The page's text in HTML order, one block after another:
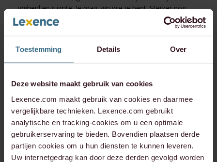
Toestemming Details Over
Deze website maakt gebruik van cookies
Lexence.com maakt gebruik van cookies en daarmee
vergelijkbare technieken. Lexence.com gebruikt
analytische en tracking-cookies om u een optimale
gebruikerservaring te bieden. Bovendien plaatsen derde
partijen cookies om u hun diensten te kunnen leveren.
Uw internetgedrag kan door deze derden gevolgd worden
vrijheid en ruimte. Je mag zijn wie je bent. Sterker nog,
we helpen je door gesprekken aan te bieden met Ingrid.
We willen de mensen die we aannemen graag houden.
“De reacties van medewerkers die naar de coach zijn
bewust van hun kwaliteiten en weten beter wat ze wel en
goed idee vinden, blijkt wel uit het feit dat Ingrid
inmiddels ook door andere advocatenkantoren is
benaderd.
Werken bij Lexence
Kijk voor meer informatie over hoe we bij Lexence